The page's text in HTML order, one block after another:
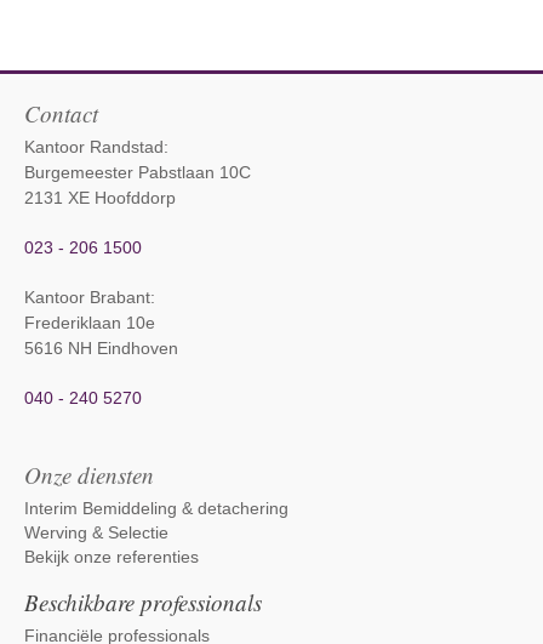
Contact
Kantoor Randstad:
Burgemeester Pabstlaan 10C
2131 XE Hoofddorp
023 - 206 1500
Kantoor Brabant:
Frederiklaan 10e
5616 NH Eindhoven
040 - 240 5270
Onze diensten
Interim Bemiddeling & detachering
Werving & Selectie
Bekijk onze referenties
Beschikbare professionals
Financiële professionals